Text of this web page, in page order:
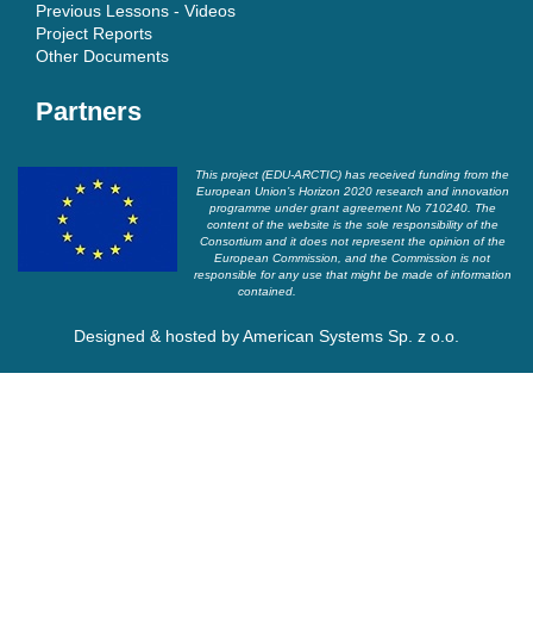
Previous Lessons - Videos
Project Reports
Other Documents
Partners
This project (EDU-ARCTIC) has received funding from the
European Union’s Horizon 2020 research and innovation
programme under grant agreement No 710240. The
content of the website is the sole responsibility of the
Consortium and it does not represent the opinion of the
European Commission, and the Commission is not
responsible for any use that might be made of information
contained.
Designed & hosted byAmerican Systems Sp. z o.o.